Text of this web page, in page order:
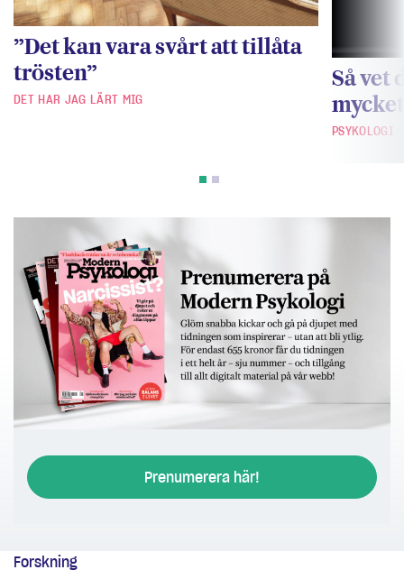
”Det kan vara svårt att tillåta
trösten”
DET HAR JAG LÄRT MIG
Så vet
mycket
PSYKOLOGI
Prenumerera här!
Forskning